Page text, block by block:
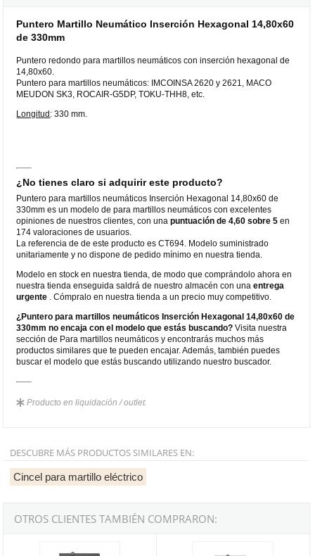
Puntero Martillo Neumático Inserción Hexagonal 14,80x60
de 330mm
Puntero redondo para martillos neumáticos con inserción hexagonal de
14,80x60.
Puntero para martillos neumáticos: IMCOINSA 2620 y 2621, MACO
MEUDON SK3, ROCAIR-G5DP, TOKU-THH8, etc.
Longitud: 330 mm.
¿No tienes claro si adquirir este producto?
Puntero para martillos neumáticos Inserción Hexagonal 14,80x60 de
330mm es un modelo de para martillos neumáticos con excelentes
opiniones de nuestros clientes, con unapuntuación de 4,60 sobre 5 en
174 valoraciones de usuarios.
La referencia de de este producto es CT694. Modelo suministrado
unitariamente y no dispone de pedido mínimo en nuestra tienda.
Modelo en stock en nuestra tienda, de modo que comprándolo ahora en
nuestra tienda enseguida saldrá de nuestro almacén con unaentrega
urgente . Cómpralo en nuestra tienda a un precio muy competitivo.
¿Puntero para martillos neumáticos Inserción Hexagonal 14,80x60 de
330mm no encaja con el modelo que estás buscando? Visita nuestra
sección de Para martillos neumáticos y encontrarás muchos más
productos similares que te pueden encajar. Además, también puedes
buscar el modelo que estás buscando utilizando nuestro buscador.
Producto en liquidación / outlet.
DESCUBRE MÁS PRODUCTOS SIMILARES EN:
Cincel para martillo eléctrico
OTROS CLIENTES TAMBIÉN COMPRARON: